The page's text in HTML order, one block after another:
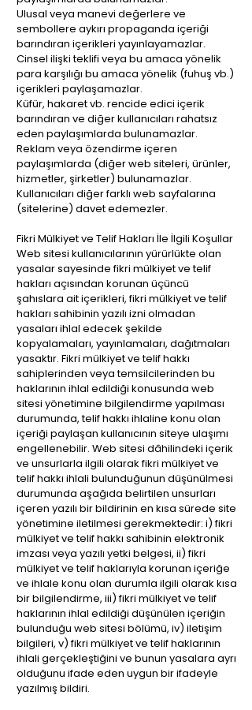
Ulusal veya manevi değerlere ve
sembollere aykırı propaganda içeriği
barındıran içerikleri yayınlayamazlar.
Cinsel ilişki teklifi veya bu amaca yönelik
para karşılığı bu amaca yönelik (fuhuş vb.)
içerikleri paylaşamazlar.
Küfür, hakaret vb. rencide edici içerik
barındıran ve diğer kullanıcıları rahatsız
eden paylaşımlarda bulunamazlar.
Reklam veya özendirme içeren
paylaşımlarda (diğer web siteleri, ürünler,
hizmetler, şirketler) bulunamazlar.
Kullanıcıları diğer farklı web sayfalarına
(sitelerine) davet edemezler.
Fikri Mülkiyet ve Telif Hakları İle İlgili Koşullar
Web sitesi kullanıcılarının yürürlükte olan
yasalar sayesinde fikri mülkiyet ve telif
hakları açısından korunan üçüncü
şahıslara ait içerikleri, fikri mülkiyet ve telif
hakları sahibinin yazılı izni olmadan
yasaları ihlal edecek şekilde
kopyalamaları, yayınlamaları, dağıtmaları
yasaktır. Fikri mülkiyet ve telif hakkı
sahiplerinden veya temsilcilerinden bu
haklarının ihlal edildiği konusunda web
sitesi yönetimine bilgilendirme yapılması
durumunda, telif hakkı ihlaline konu olan
içeriği paylaşan kullanıcının siteye ulaşımı
engellenebilir. Web sitesi dâhilindeki içerik
ve unsurlarla ilgili olarak fikri mülkiyet ve
telif hakkı ihlali bulunduğunun düşünülmesi
durumunda aşağıda belirtilen unsurları
içeren yazılı bir bildirinin en kısa sürede site
yönetimine iletilmesi gerekmektedir: i) fikri
mülkiyet ve telif hakkı sahibinin elektronik
imzası veya yazılı yetki belgesi, ii) fikri
mülkiyet ve telif haklarıyla korunan içeriğe
ve ihlale konu olan durumla ilgili olarak kısa
bir bilgilendirme, iii) fikri mülkiyet ve telif
haklarının ihlal edildiği düşünülen içeriğin
bulunduğu web sitesi bölümü, iv) iletişim
bilgileri, v) fikri mülkiyet ve telif haklarının
ihlali gerçekleştiğini ve bunun yasalara ayrı
olduğunu ifade eden uygun bir ifadeyle
yazılmış bildiri.